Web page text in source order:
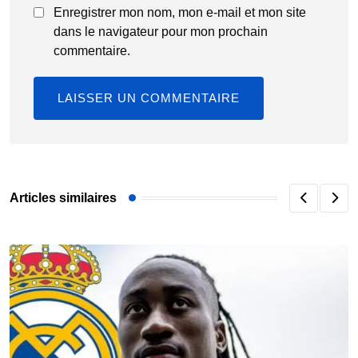
Enregistrer mon nom, mon e-mail et mon site
dans le navigateur pour mon prochain
commentaire.
Articles similaires